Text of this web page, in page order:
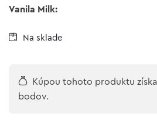
Vanila Milk:
Na sklade
Kúpou tohoto produktu
bodov.